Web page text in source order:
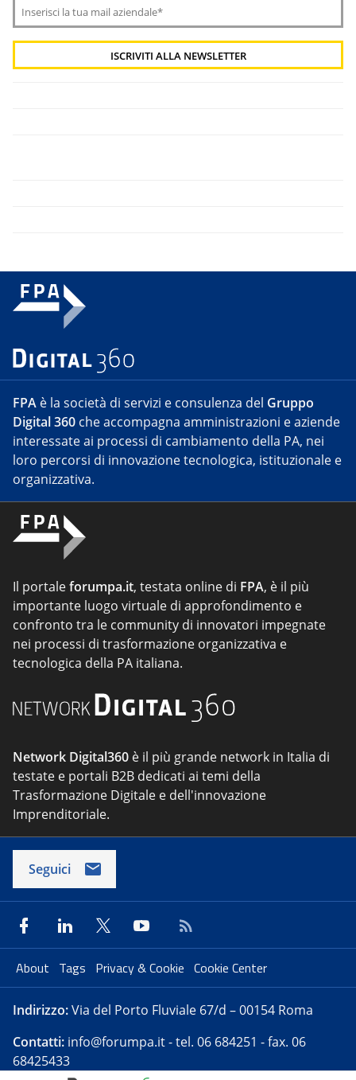
FPA è la società di servizi e consulenza del Gruppo
Digital 360 che accompagna amministrazioni e aziende
interessate ai processi di cambiamento della PA, nei
loro percorsi di innovazione tecnologica, istituzionale e
organizzativa.
Il portaleforumpa.it, testata online di FPA, è il più
importante luogo virtuale di approfondimento e
confronto tra le community di innovatori impegnate
nei processi di trasformazione organizzativa e
tecnologica della PA italiana.
Network Digital360 è il più grande network in Italia di
testate e portali B2B dedicati ai temi della
Trasformazione Digitale e dell'innovazione
Imprenditoriale.
Seguici
About Tags Privacy & Cookie Cookie Center
Indirizzo:Via del Porto Fluviale 67/d – 00154 Roma
Contatti: info@forumpa.it- tel. 06 684251 - fax. 06
68425433